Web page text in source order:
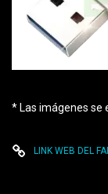
* Las imágenes se
LINK WEB DEL